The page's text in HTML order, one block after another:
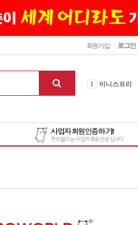
닫기
회원가입 로그인
1 이니스프리
4 메디힐
라네즈
8 SNP
10